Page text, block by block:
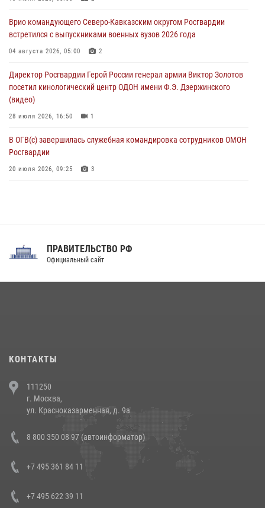
06 августа 2026, 11:27
В Москве росгвардейцы задержали троих мужчин, устроивших
06 августа 2026, 11:20 1
Врио командующего Северо-Кавказским округом Росгвардии
встретился с выпускниками военных вузов 2026 года
04 августа 2026, 05:00 2
Директор Росгвардии Герой России генерал армии Виктор Золотов
посетил кинологический центр ОДОН имени Ф.Э. Дзержинского
(видео)
28 июля 2026, 16:50 1
В ОГВ(с) завершилась служебная командировка сотрудников ОМОН
Росгвардии
20 июля 2026, 09:25 3
Праздник «Один день с Росгвардией» к 105-летию Центрального
напавших на бригаду скорой помощи (видео)
14 июля 2026, 12:20
В Росгвардии прошла военно-научная конференция по обобщению
боевого опыта
ПРАВИТЕЛЬСТВО РФ
Официальный сайт
КОНТАКТЫ
111250
г. Москва,
ул. Красноказарменная, д. 9а
8 800 350 08 97 (автоинформатор)
+7 495 361 84 11
+7 495 622 39 11